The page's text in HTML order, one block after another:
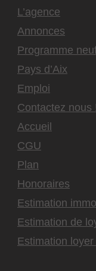
L’agence
Annonces
Programme
Pays d’Aix
Emploi
Contactez nous !
Accueil
CGU
Plan
Honoraires
Estimation
Estimation de
Estimation